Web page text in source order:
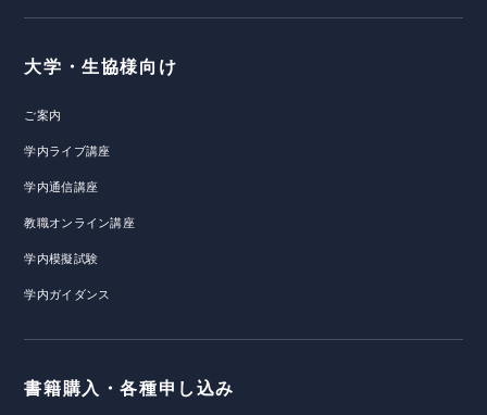
大学・生協様向け
ご案内
学内ライブ講座
学内通信講座
教職オンライン講座
学内模擬試験
学内ガイダンス
書籍購入・各種申し込み